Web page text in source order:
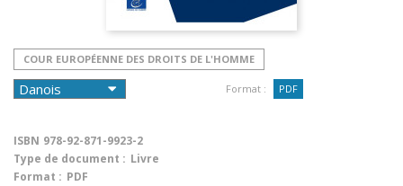
COUR EUROPÉENNE DES DROITS DE L'HOMME
Format : PDF
ISBN 978-92-871-9923-2
Type de document : Livre
Format : PDF